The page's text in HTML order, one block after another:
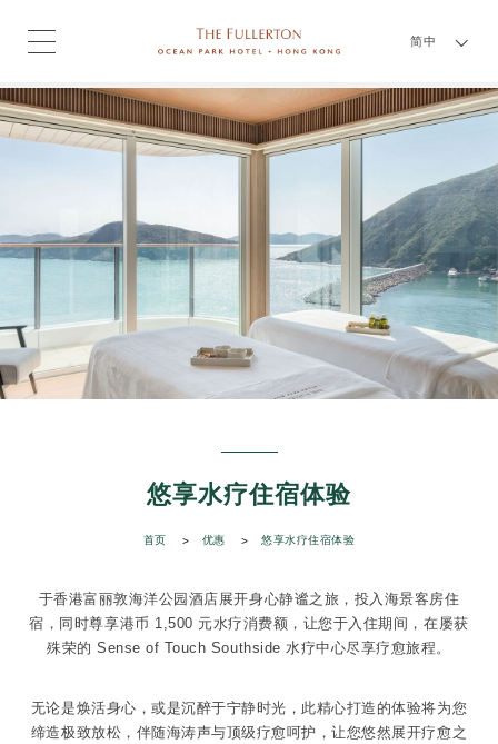
简中
悠享水疗住宿体验
首页 优惠 悠享水疗住宿体验
于香港富丽敦海洋公园酒店展开身心静谧之旅，投入海景客房住
宿，同时尊享港币 1,500 元水疗消费额，让您于入住期间，在屡获
殊荣的 Sense of Touch Southside 水疗中心尽享疗愈旅程。
无论是焕活身心，或是沉醉于宁静时光，此精心打造的体验将为您
缔造极致放松，伴随海涛声与顶级疗愈呵护，让您悠然展开疗愈之